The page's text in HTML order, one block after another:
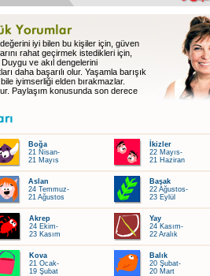
iyi bilen bu kişiler için, güven
rahat geçirmek istedikleri için,
ve akıl dengelerini
daha başarılı olur. Yaşamla barışık
iyimserliği elden bırakmazlar.
Paylaşım konusunda son derece
Boğa
21 Nisan-
21 Mayıs
İkizler
22 Mayıs-
21 Haziran
Aslan
24 Temmuz-
21 Ağustos
Başak
22 Ağustos-
23 Eylül
Akrep
24 Ekim-
23 Kasım
Yay
24 Kasım-
22 Aralık
Kova
21 Ocak-
19 Şubat
Balık
20 Şubat-
20 Mart